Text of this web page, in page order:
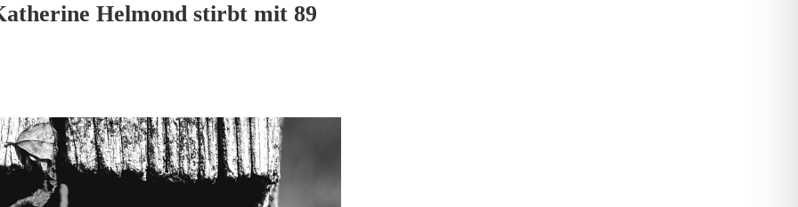
Helmond stirbt mit 89